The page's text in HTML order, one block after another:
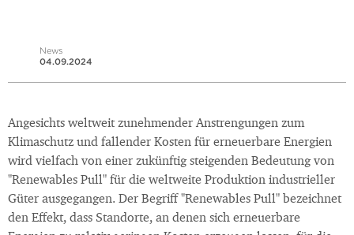
News
04.09.2024
Angesichts weltweit zunehmender Anstrengungen zum
Klimaschutz und fallender Kosten für erneuerbare Energien
wird vielfach von einer zukünftig steigenden Bedeutung von
"Renewables Pull" für die weltweite Produktion industrieller
Güter ausgegangen. Der Begriff "Renewables Pull" bezeichnet
den Effekt, dass Standorte, an denen sich erneuerbare